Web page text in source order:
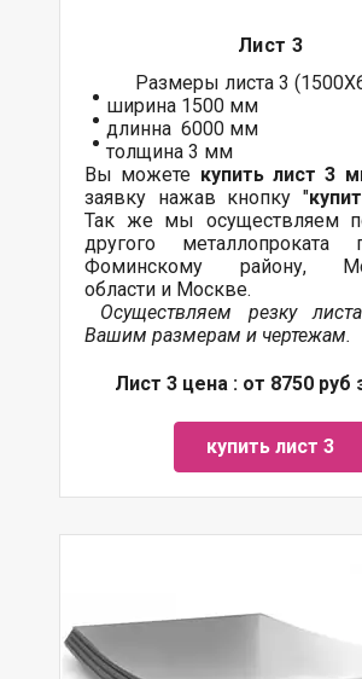
Лист 3
Размеры листа 3
ширина 1500 мм
длинна 6000 мм
толщина 3 мм
Вы можете купить лист 3
заявку нажав кнопку "
Так же мы осуществляем
другого металлопроката
Фоминскому району,
области и Москве.
Осуществляем резку
Вашим размерам и чертежам.
Лист 3 цена : от 8750 руб
купить лист 3